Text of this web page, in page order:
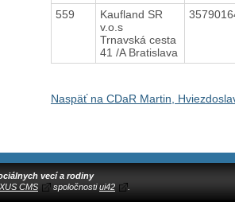
559
Kaufland SR
v.o.s
Trnavská cesta
41 /A Bratislava
Naspäť na CDaR Martin,
vecí a rodiny
CMS spoločnostiui42